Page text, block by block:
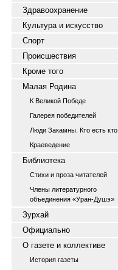
Здравоохранение
Культура и искусство
Спорт
Происшествия
Кроме того
Малая Родина
К Великой Победе
Галерея победителей
Люди Закамны. Кто есть кто
Краеведение
Библиотека
Стихи и проза читателей
Члены литературного
объединения «Уран-Душэ»
Зурхай
Официально
О газете и коллективе
История газеты